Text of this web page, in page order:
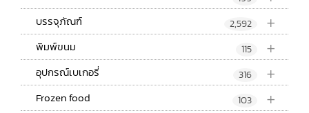
+
บรรจุภัณฑ์ 2,592
+
พิมพ์ขนม 115
+
อุปกรณ์เบเกอรี่ 316
+
Frozen food 103